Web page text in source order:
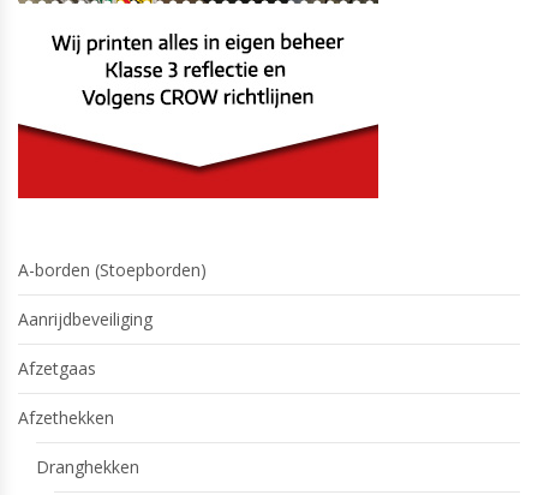
A-borden (Stoepborden)
Aanrijdbeveiliging
Afzetgaas
Afzethekken
Dranghekken